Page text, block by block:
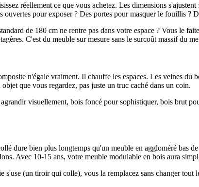
réellement ce que vous achetez. Les dimensions
ouvertes pour exposer ? Des portes pour masquer le fouillis ?
de 180 cm ne rentre pas dans votre espace ? Vous le
C'est du meuble sur mesure sans le surcoût massif du
n'égale vraiment. Il chauffe les espaces. Les veines
que vous regardez, pas juste un truc caché dans un coin.
visuellement, bois foncé pour sophistiquer, bois brut
dure bien plus longtemps qu'un meuble en aggloméré bas
Avec 10-15 ans, votre meuble modulable en bois aura
s'use (un tiroir qui colle), vous la remplacez sans changer